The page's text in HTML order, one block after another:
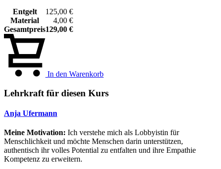
Entgelt
125,00 €
Material
4,00 €
Gesamtpreis129,00 €
In den Warenkorb
Lehrkraft für diesen Kurs
Anja Ufermann
Meine Motivation: Ich verstehe mich als Lobbyistin für
Menschlichkeit und möchte Menschen darin unterstützen,
authentisch ihr volles Potential zu entfalten und ihre Empathie
Kompetenz zu erweitern.